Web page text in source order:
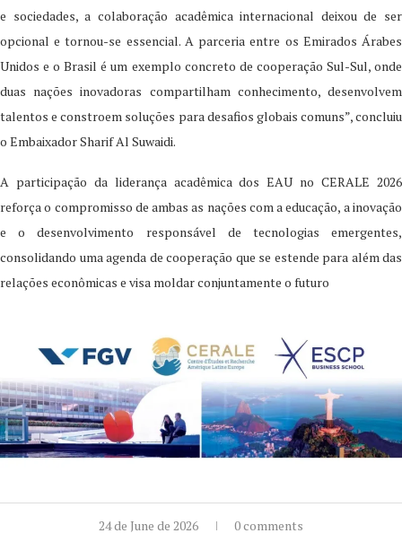
e sociedades, a colaboração acadêmica internacional deixou de ser
opcional e tornou-se essencial. A parceria entre os Emirados Árabes
Unidos e o Brasil é um exemplo concreto de cooperação Sul-Sul, onde
duas nações inovadoras compartilham conhecimento, desenvolvem
talentos e constroem soluções para desafios globais comuns”, concluiu
o Embaixador Sharif Al Suwaidi.
A participação da liderança acadêmica dos EAU no CERALE 2026
reforça o compromisso de ambas as nações com a educação, a inovação
e o desenvolvimento responsável de tecnologias emergentes,
consolidando uma agenda de cooperação que se estende para além das
relações econômicas e visa moldar conjuntamente o futuro
24 de June de 2026 0 comments